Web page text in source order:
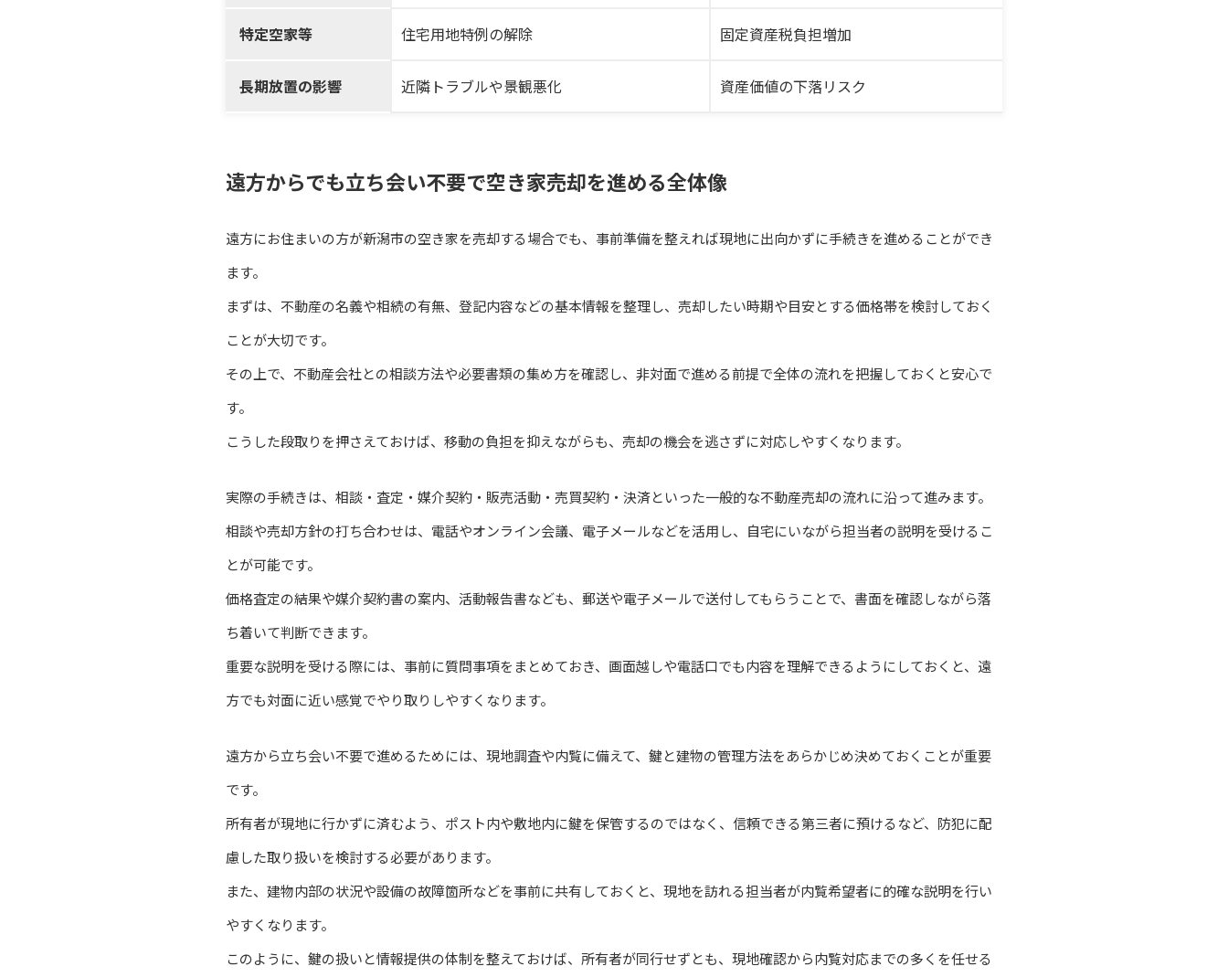
特定空家等 住宅用地特例の解除 固定資産税負担増加
長期放置の影響 近隣トラブルや景観悪化 資産価値の下落リスク
遠方からでも立ち会い不要で空き家売却を進める全体像
遠方にお住まいの方が新潟市の空き家を売却する場合でも、事前準備を整えれば現地に出向かずに手続きを進めることができ
ます。
まずは、不動産の名義や相続の有無、登記内容などの基本情報を整理し、売却したい時期や目安とする価格帯を検討しておく
ことが大切です。
その上で、不動産会社との相談方法や必要書類の集め方を確認し、非対面で進める前提で全体の流れを把握しておくと安心で
す。
こうした段取りを押さえておけば、移動の負担を抑えながらも、売却の機会を逃さずに対応しやすくなります。
実際の手続きは、相談・査定・媒介契約・販売活動・売買契約・決済といった一般的な不動産売却の流れに沿って進みます。
相談や売却方針の打ち合わせは、電話やオンライン会議、電子メールなどを活用し、自宅にいながら担当者の説明を受けるこ
とが可能です。
価格査定の結果や媒介契約書の案内、活動報告書なども、郵送や電子メールで送付してもらうことで、書面を確認しながら落
ち着いて判断できます。
重要な説明を受ける際には、事前に質問事項をまとめておき、画面越しや電話口でも内容を理解できるようにしておくと、遠
方でも対面に近い感覚でやり取りしやすくなります。
遠方から立ち会い不要で進めるためには、現地調査や内覧に備えて、鍵と建物の管理方法をあらかじめ決めておくことが重要
です。
所有者が現地に行かずに済むよう、ポスト内や敷地内に鍵を保管するのではなく、信頼できる第三者に預けるなど、防犯に配
慮した取り扱いを検討する必要があります。
また、建物内部の状況や設備の故障箇所などを事前に共有しておくと、現地を訪れる担当者が内覧希望者に的確な説明を行い
やすくなります。
このように、鍵の扱いと情報提供の体制を整えておけば、所有者が同行せずとも、現地確認から内覧対応までの多くを任せる